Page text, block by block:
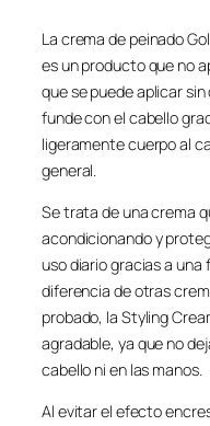
La crema de peinado
es un producto que no
que se puede aplicar
funde con el cabello
ligeramente cuerpo al
general.
Se trata de una crema
acondicionando y
uso diario gracias a una
diferencia de otras
probado, la Styling
agradable, ya que no
cabello ni en las manos.
Al evitar el efecto